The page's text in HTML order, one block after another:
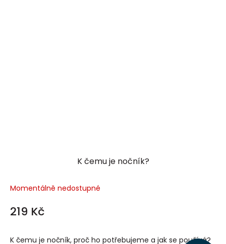
K čemu je nočník?
Momentálně nedostupné
219 Kč
K čemu je nočník, proč ho potřebujeme a jak se používá?